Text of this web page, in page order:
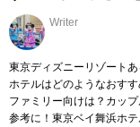
Writer
東京ディズニーリゾート
ホテルはどのようなおす
ファミリー向けは？カッ
参考に！東京ベイ舞浜ホ